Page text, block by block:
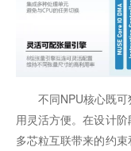
不同NPU核心既
用灵活方便。在设计
多芯粒互联带来的约